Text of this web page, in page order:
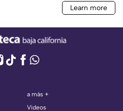
a más +
Videos